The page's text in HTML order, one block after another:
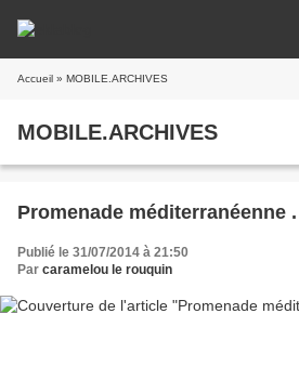
Accueil » MOBILE.ARCHIVES
MOBILE.ARCHIVES
Promenade méditerranéenne .
Publié le 31/07/2014 à 21:50
Par caramelou le rouquin